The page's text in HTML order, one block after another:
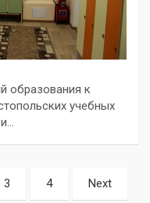
образования к
учебных
3 4 Next